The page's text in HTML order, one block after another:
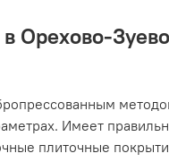
в Орехово-Зуево
Имеет
плиточные